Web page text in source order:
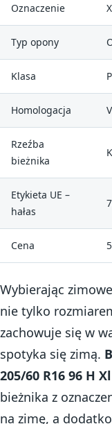
Oznaczenie
Typ opony
Klasa
Homologacja
Rzeźba
bieżnika
Etykieta UE –
hałas
Cena
Wybierając
nie tylko
zachowuje się w
spotyka się zimą.
205/60 R16 96 H
bieżnika z
na zimę, a